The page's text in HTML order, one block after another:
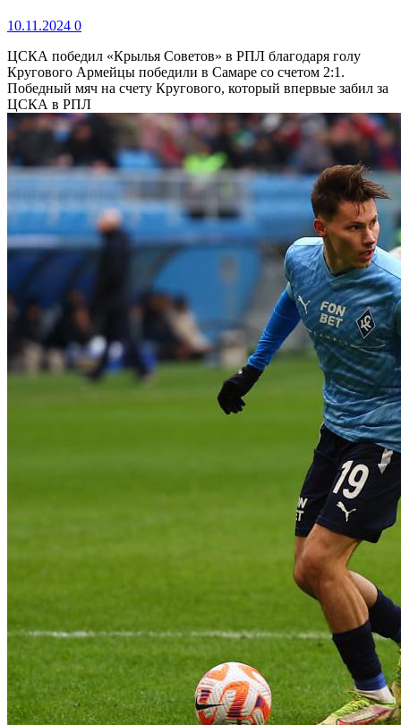
10.11.2024 0
ЦСКА победил «Крылья Советов» в РПЛ благодаря голу
Кругового Армейцы победили в Самаре со счетом 2:1.
Победный мяч на счету Кругового, который впервые забил за
ЦСКА в РПЛ